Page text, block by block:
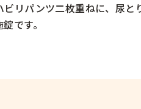
リパンツ二枚重ねに、尿と
です。